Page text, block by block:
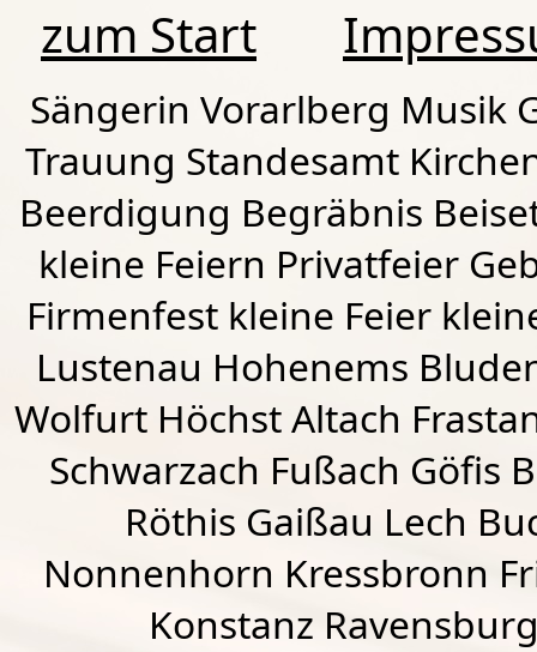
zum Start
Sängerin Vorarlberg Musik
Trauung Standesamt
Beerdigung Begräbnis
kleine Feiern Privatfeier
Firmenfest kleine Feier
Lustenau Hohenems
Wolfurt HöchstAltach
Schwarzach Fußach Göfis
Röthis Gaißau Lech
Nonnenhorn Kressbronn
Konstanz